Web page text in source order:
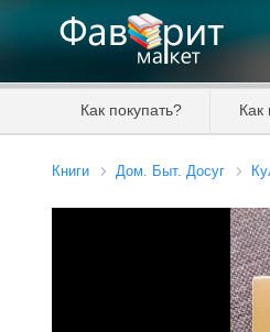
Как покупать? Как
Книги Дом. Быт. Досуг